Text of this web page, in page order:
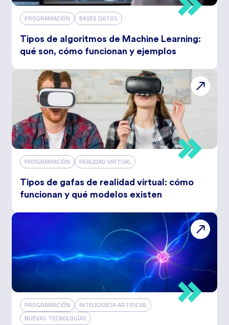
PROGRAMACIÓN BASES DATOS
Tipos de algoritmos de Machine Learning:
qué son, cómo funcionan y ejemplos
PROGRAMACIÓN REALIDAD VIRTUAL
Tipos de gafas de realidad virtual: cómo
funcionan y qué modelos existen
PROGRAMACIÓN
INTELIGENCIA ARTIFICIAL
NUEVAS TECNOLOGÍAS